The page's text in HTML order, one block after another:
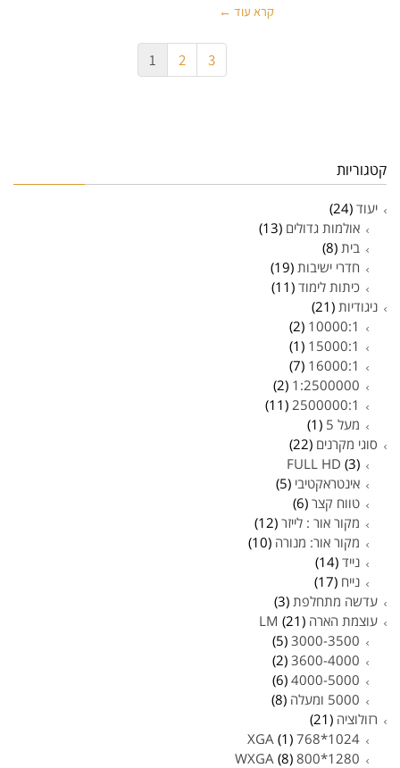
קרא עוד ←
1 2 3
קטגוריות
יעוד (24)
אולמות גדולים (13)
בית (8)
חדרי ישיבות (19)
כיתות לימוד (11)
ניגודיות (21)
10000:1
(2)
15000:1
(1)
16000:1
(7)
1:2500000
(2)
2500000:1
(11)
מעל 5
(1)
סוגי מקרנים (22)
FULL HD (3)
אינטראקטיבי (5)
טווח קצר (6)
מקור אור : לייזר (12)
מקור אור: מנורה (10)
נייד (14)
נייח (17)
עדשה מתחלפת (3)
עוצמת הארה LM (21)
3000-3500
(5)
3600-4000
(2)
4000-5000
(6)
5000 ומעלה
(8)
רזולוציה (21)
1024*768 XGA
(1)
1280*800 WXGA
(8)